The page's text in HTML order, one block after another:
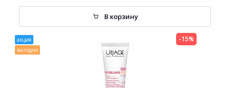
В корзину
акция
выгодно
-15%